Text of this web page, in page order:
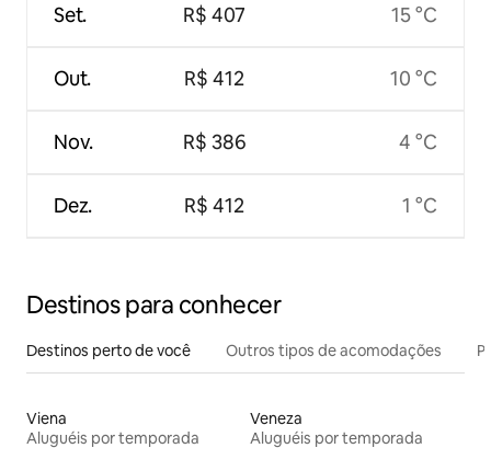
Set.
Out.
Nov.
Dez.
R$ 407
R$ 412
R$ 386
R$ 412
15 °C
10 °C
4 °C
1 °C
Destinos para conhecer
Destinos perto de você Outros tipos de acomodações
Viena
Aluguéis por temporada
Veneza
Aluguéis por temporada